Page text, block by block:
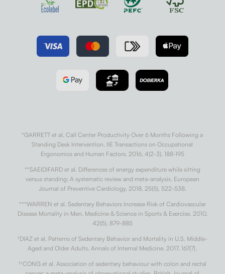
*GARRETT et al. Call Center Productivity Over 6 Months Following a
Standing Desk Intervention. IIE Transactions on Occupational
Ergonomics and Human Factors. 2016, 4(2-3), 188-195
**SAEIDIFARD et al. Differences of energy expenditure while sitting
versus standing: A systematic review and meta-analysis. European
Journal of Preventive Cardiology. 2018, 25(5), 522-538.
***WARREN et al. Sedentary Behaviors Increase Risk of Cardiovascular
Disease Mortality in Men. Medicine & Science in Sports & Exercise. 2010,
42(5), 879-885
†DIAZ et al. Patterns of Sedentary Behavior and Mortality in U.S. Middle-
Aged and Older Adults. Annals of Internal Medicine. 2017, 167(7).
††CONG et al. Association of sedentary behaviour with colon and rectal